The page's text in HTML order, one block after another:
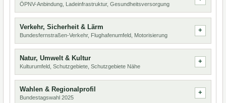
ÖPNV-Anbindung, Ladeinfrastruktur, Gesundheitsversorgung
Verkehr, Sicherheit & Lärm
Bundesfernstraßen-Verkehr, Flughafenumfeld, Motorisierung
Natur, Umwelt & Kultur
Kulturumfeld, Schutzgebiete, Schutzgebiete Nähe
Wahlen & Regionalprofil
Bundestagswahl 2025